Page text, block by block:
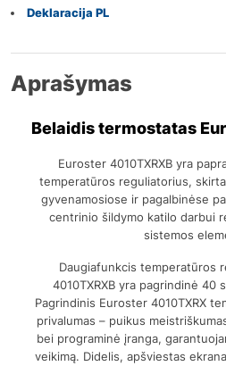
Deklaracija PL
Aprašymas
Belaidis termostatas
Euroster 4010TXRXB yra
temperatūros reguliatorius,
gyvenamosiose ir pagalbinėse
centrinio šildymo katilo darbui
sistemos
Daugiafunkcis temperatūros
4010TXRXB yra pagrindinė 40
Pagrindinis Euroster 4010TXRX
privalumas – puikus
bei programinė įranga,
veikimą. Didelis, apšviestas